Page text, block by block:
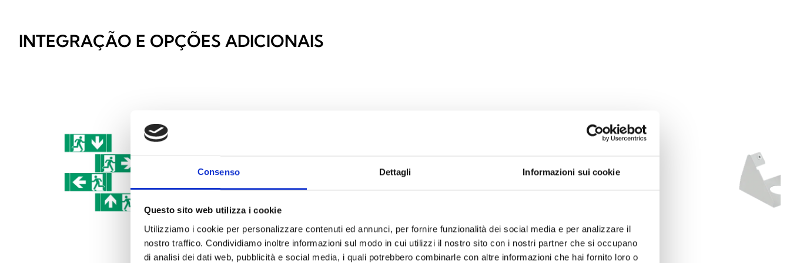
Consenso Dettagli Informazioni sui cookie
Questo sito web utilizza i cookie
Utilizziamo i cookie per personalizzare contenuti ed annunci, per fornire funzionalità dei social media e per analizzare il
nostro traffico. Condividiamo inoltre informazioni sul modo in cui utilizzi il nostro sito con i nostri partner che si occupano
di analisi dei dati web, pubblicità e social media, i quali potrebbero combinarle con altre informazioni che hai fornito loro o
INTEGRAÇÃO E OPÇÕES ADICIONAIS